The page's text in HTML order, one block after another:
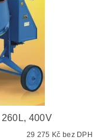
400V
29 275 Kč bez DPH